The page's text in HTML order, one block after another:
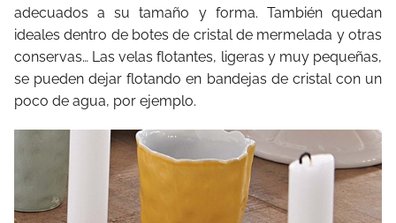
adecuados a su tamaño y forma. También quedan
ideales dentro de botes de cristal de mermelada y otras
conservas… Las velas flotantes, ligeras y muy pequeñas,
se pueden dejar flotando en bandejas de cristal con un
poco de agua, por ejemplo.